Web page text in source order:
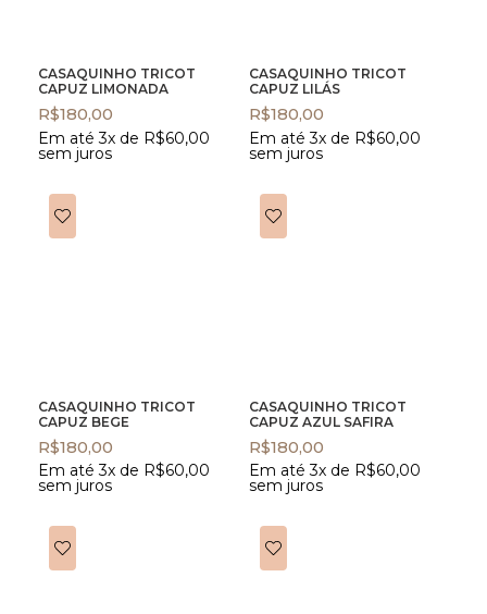
CASAQUINHO TRICOT
CAPUZ LIMONADA
R$180,00
Em até 3x de R$60,00
sem juros
CASAQUINHO TRICOT
CAPUZ LILÁS
R$180,00
Em até 3x de R$60,00
sem juros
CASAQUINHO TRICOT
CAPUZ BEGE
R$180,00
Em até 3x de R$60,00
sem juros
CASAQUINHO TRICOT
CAPUZ AZUL SAFIRA
R$180,00
Em até 3x de R$60,00
sem juros